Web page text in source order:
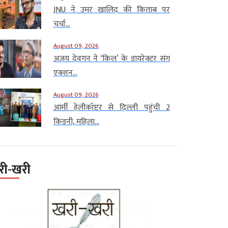
JNU ने उमर खालिद की किताब पर
चर्चा...
August 09, 2026
अजय देवगन ने ‘किल’ के डायरेक्टर संग
एक्शन...
August 09, 2026
आर्मी हेलीकॉप्टर से दिल्ली पहुंची 2
किडनी, महिला...
खरी